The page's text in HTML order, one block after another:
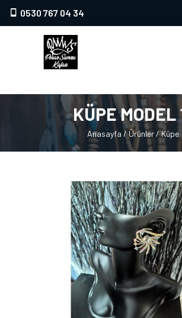
0530 767 04 34
KÜPE MODEL
Anasayfa /Ürünler /Küpe